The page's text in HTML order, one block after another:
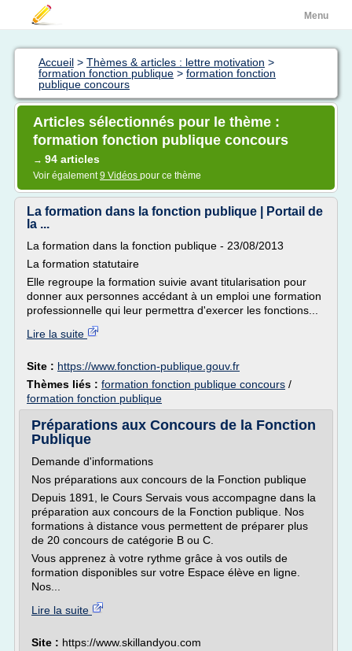
Menu
Accueil > Thèmes & articles : lettre motivation >
formation fonction publique > formation fonction
publique concours
Articles sélectionnés pour le thème :
formation fonction publique concours
→ 94 articles
Voir également9 Vidéos pour ce thème
La formation dans la fonction publique | Portail de
la ...
La formation dans la fonction publique - 23/08/2013
La formation statutaire
Elle regroupe la formation suivie avant titularisation pour
donner aux personnes accédant à un emploi une formation
professionnelle qui leur permettra d'exercer les fonctions...
Lire la suite
Site : https://www.fonction-publique.gouv.fr
Thèmes liés : formation fonction publique concours /
formation fonction publique
Préparations aux Concours de la Fonction
Publique
Demande d'informations
Nos préparations aux concours de la Fonction publique
Depuis 1891, le Cours Servais vous accompagne dans la
préparation aux concours de la Fonction publique. Nos
formations à distance vous permettent de préparer plus
de 20 concours de catégorie B ou C.
Vous apprenez à votre rythme grâce à vos outils de
formation disponibles sur votre Espace élève en ligne.
Nos...
Lire la suite
Site : https://www.skillandyou.com